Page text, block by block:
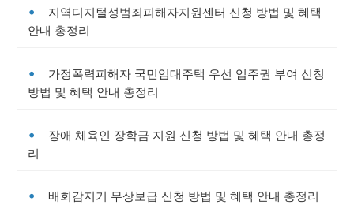
지역디지털성범죄피해자지원센터 신청 방법 및 혜택
안내 총정리
가정폭력피해자 국민임대주택 우선 입주권 부여 신청
방법 및 혜택 안내 총정리
장애 체육인 장학금 지원 신청 방법 및 혜택 안내 총정
리
배회감지기 무상보급 신청 방법 및 혜택 안내 총정리